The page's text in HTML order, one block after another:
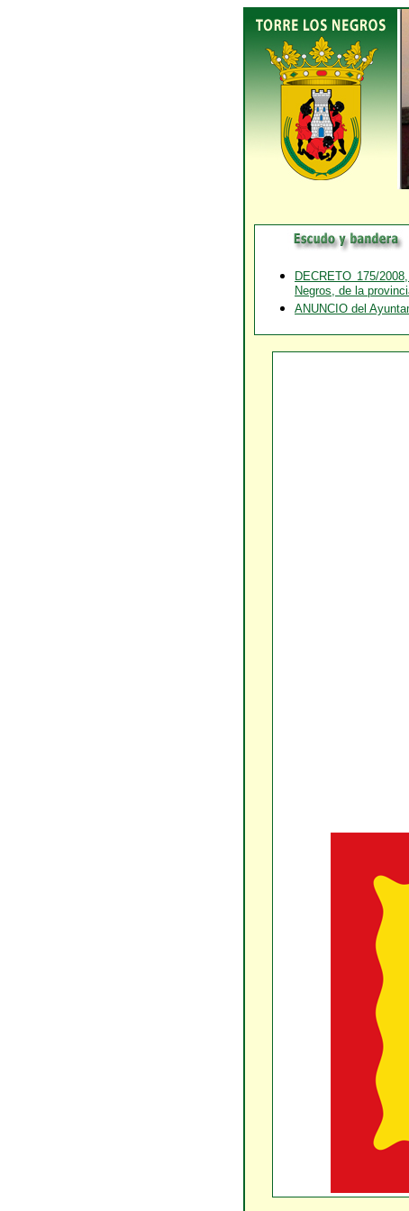
DECRETO 175/
Negros, de la
ANUNCIO del